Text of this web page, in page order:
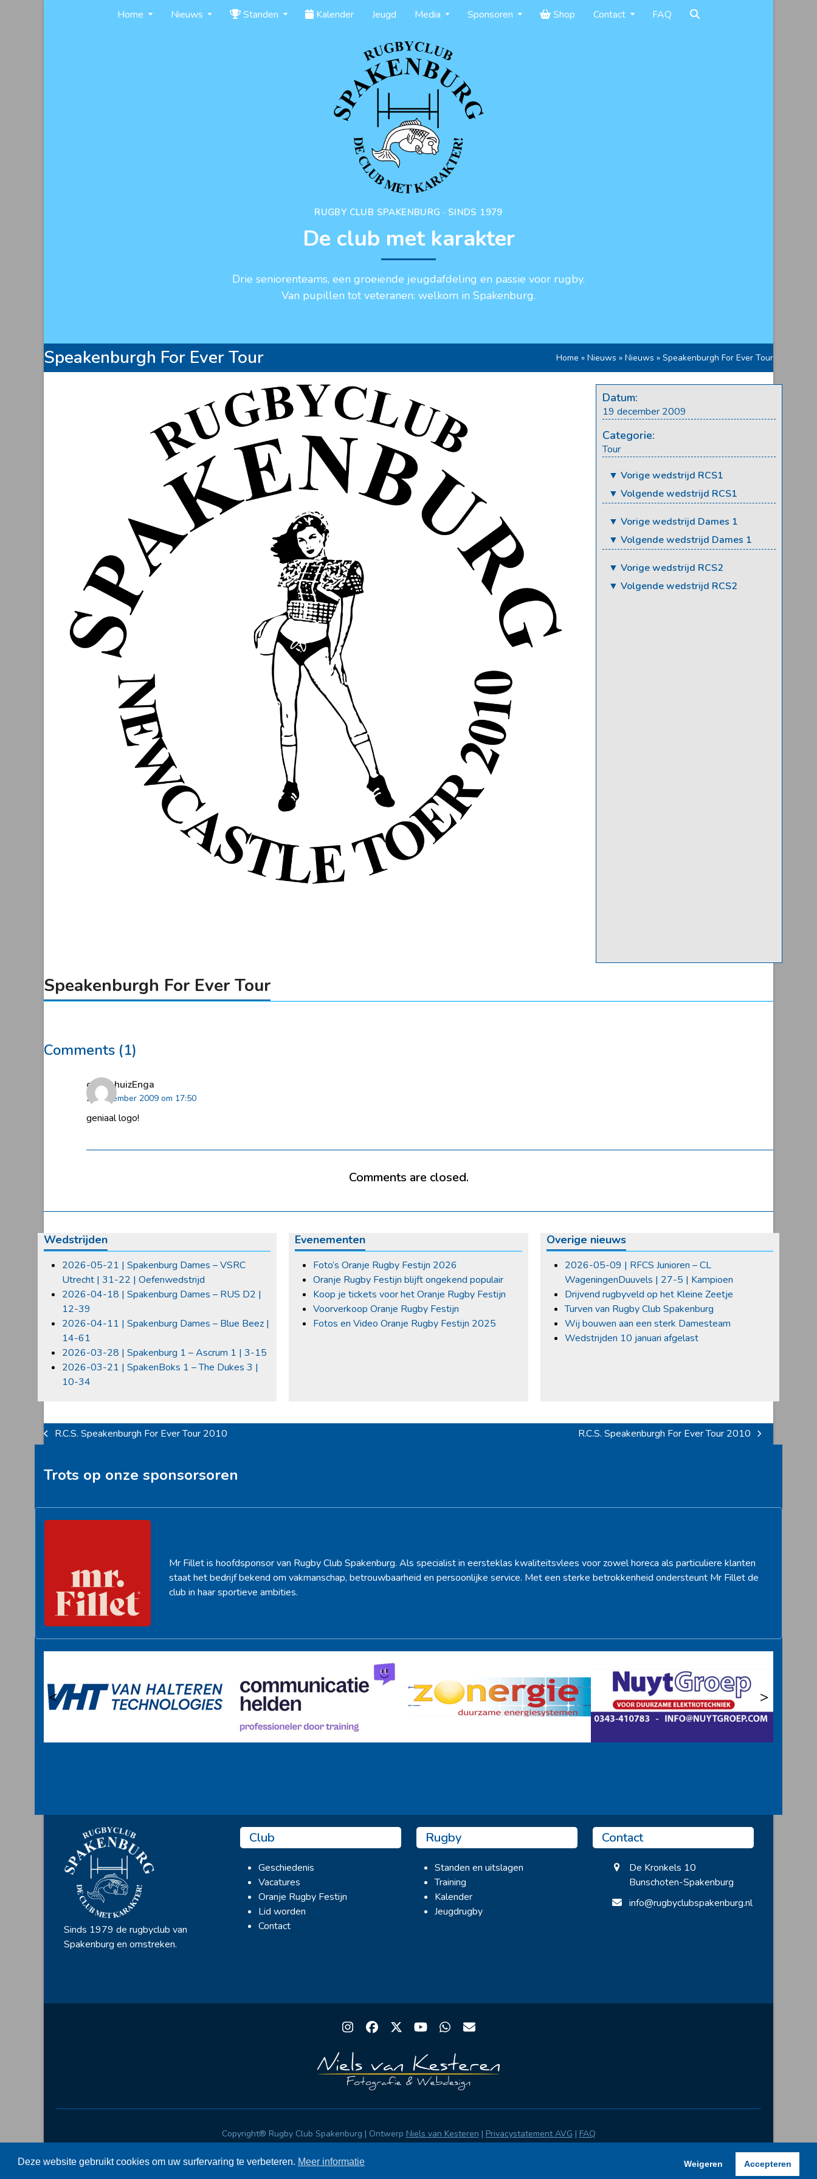
Home Nieuws Standen Kalender Jeugd Media Sponsoren Shop Contact FAQ
RUGBY CLUB SPAKENBURG · SINDS 1979
De club met karakter
Drie seniorenteams, een groeiende jeugdafdeling en passie voor rugby.
Van pupillen tot veteranen: welkom in Spakenburg.
Speakenburgh For Ever Tour Home » Nieuws » Nieuws » Speakenburgh For Ever Tour
Datum:
19 december 2009
Categorie:
Tour
▼ Vorige wedstrijd RCS1
▼ Volgende wedstrijd RCS1
▼ Vorige wedstrijd Dames 1
▼ Volgende wedstrijd Dames 1
▼ Vorige wedstrijd RCS2
▼ Volgende wedstrijd RCS2
Speakenburgh For Ever Tour
Comments (1)
guido huizEnga
24 december 2009 om 17:50
geniaal logo!
Comments are closed.
Wedstrijden
2026-05-21 | Spakenburg Dames – VSRC
Utrecht | 31-22 | Oefenwedstrijd
2026-04-18 | Spakenburg Dames – RUS D2 |
12-39
2026-04-11 | Spakenburg Dames – Blue Beez |
14-61
2026-03-28 | Spakenburg 1 – Ascrum 1 | 3-15
2026-03-21 | SpakenBoks 1 – The Dukes 3 |
10-34
Evenementen
Foto’s Oranje Rugby Festijn 2026
Oranje Rugby Festijn blijft ongekend populair
Koop je tickets voor het Oranje Rugby Festijn
Voorverkoop Oranje Rugby Festijn
Fotos en Video Oranje Rugby Festijn 2025
Overige nieuws
2026-05-09 | RFCS Junioren – CL
WageningenDuuvels | 27-5 | Kampioen
Drijvend rugbyveld op het Kleine Zeetje
Turven van Rugby Club Spakenburg
Wij bouwen aan een sterk Damesteam
Wedstrijden 10 januari afgelast
previous
R.C.S. Speakenburgh For Ever Tour 2010
next
R.C.S. Speakenburgh For Ever Tour 2010
Trots op onze sponsorsoren
Mr Fillet is hoofdsponsor van Rugby Club Spakenburg. Als specialist in eersteklas kwaliteitsvlees voor zowel horeca als particuliere klanten
staat het bedrijf bekend om vakmanschap, betrouwbaarheid en persoonlijke service. Met een sterke betrokkenheid ondersteunt Mr Fillet de
club in haar sportieve ambities.
< >
Sinds 1979 de rugbyclub van
Spakenburg en omstreken.
Club
Geschiedenis
Vacatures
Oranje Rugby Festijn
Lid worden
Contact
Rugby
Standen en uitslagen
Training
Kalender
Jeugdrugby
Contact
De Kronkels 10
Bunschoten-Spakenburg
info@rugbyclubspakenburg.nl
Instagram
Facebook
TwitterYouTubeWhatsapp
Email
Copyright® Rugby Club Spakenburg | Ontwerp Niels van Kesteren | Privacystatement AVG | FAQ
Deze website gebruikt cookies om uw surfervaring te verbeteren. Meer informatie Weigeren Accepteren